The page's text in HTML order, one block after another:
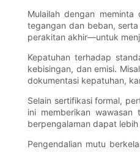
Mulailah dengan
tegangan dan beban,
perakitan akhir—untuk
Kepatuhan terhadap
kebisingan, dan emisi.
dokumentasi kepatuhan,
Selain sertifikasi formal,
ini memberikan wawasan
berpengalaman dapat
Pengendalian mutu